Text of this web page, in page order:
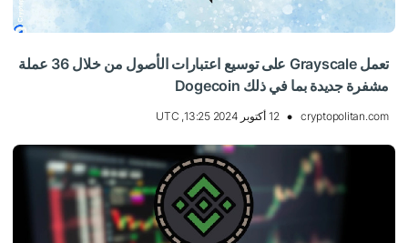
تعمل Grayscale على توسيع اعتبارات الأصول من خلال 36 عملة
مشفرة جديدة بما في ذلك Dogecoin
cryptopolitan.com 12 أكتوبر 2024 13:25, UTC